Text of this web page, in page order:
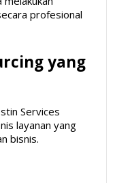
profesional
yang
Services
layanan yang
bisnis.